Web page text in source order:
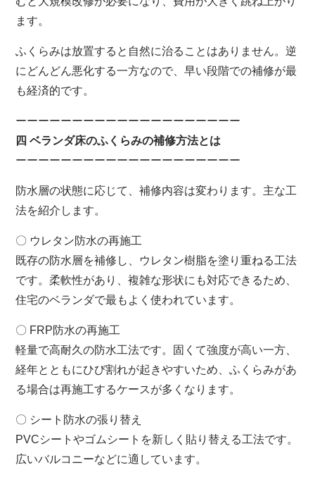
ます。
ふくらみは放置すると自然に治ることはありません。逆
にどんどん悪化する一方なので、早い段階での補修が最
も経済的です。
ーーーーーーーーーーーーーーーーーーーー
四 ベランダ床のふくらみの補修方法とは
ーーーーーーーーーーーーーーーーーーーー
防水層の状態に応じて、補修内容は変わります。主な工
法を紹介します。
〇 ウレタン防水の再施工
既存の防水層を補修し、ウレタン樹脂を塗り重ねる工法
です。柔軟性があり、複雑な形状にも対応できるため、
住宅のベランダで最もよく使われています。
〇 FRP防水の再施工
軽量で高耐久の防水工法です。固くて強度が高い一方、
経年とともにひび割れが起きやすいため、ふくらみがあ
る場合は再施工するケースが多くなります。
〇 シート防水の張り替え
PVCシートやゴムシートを新しく貼り替える工法です。
広いバルコニーなどに適しています。